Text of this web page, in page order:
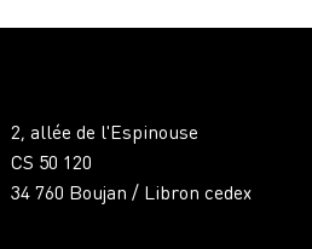
2, allée de l'Espinouse
CS 50 120
34 760 Boujan / Libron cedex